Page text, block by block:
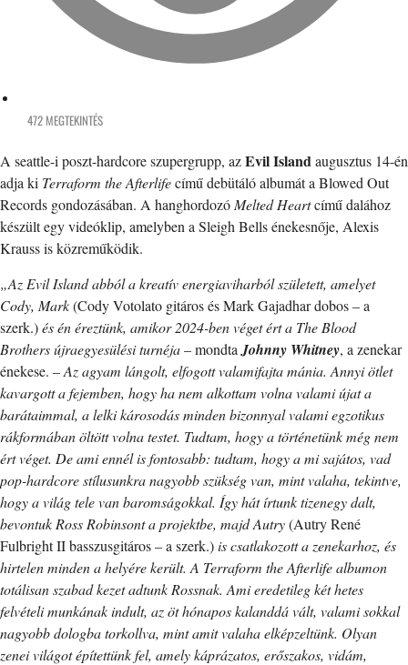
472 MEGTEKINTÉS
A seattle-i poszt-hardcore szupergrupp, azEvil Islandaugusztus 14-én
adja ki Terraform the Afterlifecímű debütáló albumát a Blowed Out
Records gondozásában. A hanghordozó Melted Heartcímű dalához
készült egy videóklip, amelyben a Sleigh Bells énekesnője, Alexis
Krauss is közreműködik.
„Az Evil Island abból a kreatív energiaviharból született, amelyet
Cody, Mark(Cody Votolato gitáros és Mark Gajadhar dobos – a
szerk.)és én éreztünk, amikor 2024-ben véget ért a The Blood
Brothers újraegyesülési turnéja– mondta Johnny Whitney, a zenekar
énekese. –Az agyam lángolt, elfogott valamifajta mánia. Annyi ötlet
kavargott a fejemben, hogy ha nem alkottam volna valami újat a
barátaimmal, a lelki károsodás minden bizonnyal valami egzotikus
rákformában öltött volna testet. Tudtam, hogy a történetünk még nem
ért véget. De ami ennél is fontosabb: tudtam, hogy a mi sajátos, vad
pop-hardcore stílusunkra nagyobb szükség van, mint valaha, tekintve,
hogy a világ tele van baromságokkal. Így hát írtunk tizenegy dalt,
bevontuk Ross Robinsont a projektbe, majd Autry(Autry René
Fulbright II basszusgitáros – a szerk.)is csatlakozott a zenekarhoz, és
hirtelen minden a helyére került. A Terraform the Afterlife albumon
totálisan szabad kezet adtunk Rossnak. Ami eredetileg két hetes
felvételi munkának indult, az öt hónapos kalanddá vált, valami sokkal
nagyobb dologba torkollva, mint amit valaha elképzeltünk. Olyan
zenei világot építettünk fel, amely káprázatos, erőszakos, vidám,